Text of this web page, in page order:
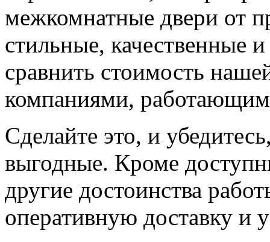
межкомнатные двери от
стильные, качественные
сравнить стоимость
компаниями,
Сделайте это, и
выгодные. Кроме
другие достоинства
оперативную доставку и